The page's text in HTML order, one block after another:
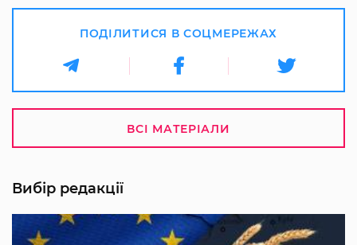
ПОДІЛИТИСЯ В СОЦМЕРЕЖАХ
ВСІ МАТЕРІАЛИ
Вибір редакції